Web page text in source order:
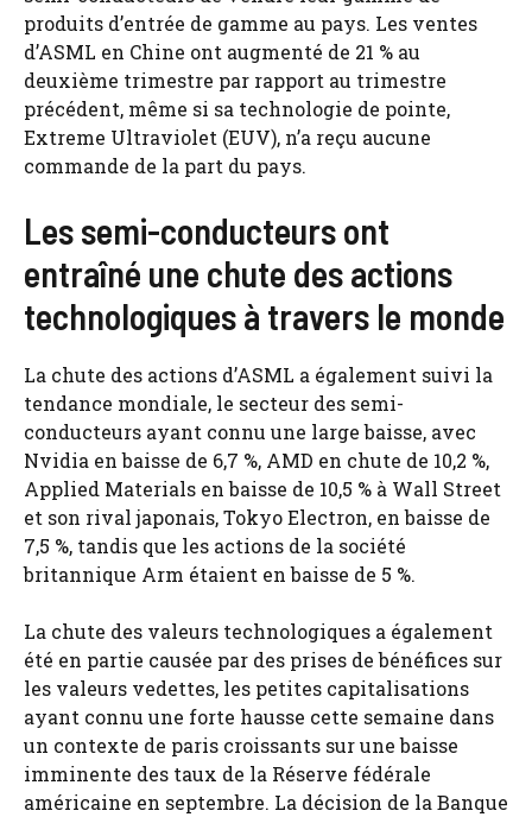
produits d’entrée de gamme au pays. Les ventes
d’ASML en Chine ont augmenté de 21 % au
deuxième trimestre par rapport au trimestre
précédent, même si sa technologie de pointe,
Extreme Ultraviolet (EUV), n’a reçu aucune
commande de la part du pays.
Les semi-conducteurs ont
entraîné une chute des actions
technologiques à travers le monde
La chute des actions d’ASML a également suivi la
tendance mondiale, le secteur des semi-
conducteurs ayant connu une large baisse, avec
Nvidia en baisse de 6,7 %, AMD en chute de 10,2 %,
Applied Materials en baisse de 10,5 % à Wall Street
et son rival japonais, Tokyo Electron, en baisse de
7,5 %, tandis que les actions de la société
britannique Arm étaient en baisse de 5 %.
La chute des valeurs technologiques a également
été en partie causée par des prises de bénéfices sur
les valeurs vedettes, les petites capitalisations
ayant connu une forte hausse cette semaine dans
un contexte de paris croissants sur une baisse
imminente des taux de la Réserve fédérale
américaine en septembre. La décision de la Banque